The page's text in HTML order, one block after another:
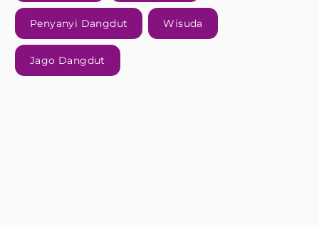
Penyanyi Dangdut Wisuda
Jago Dangdut